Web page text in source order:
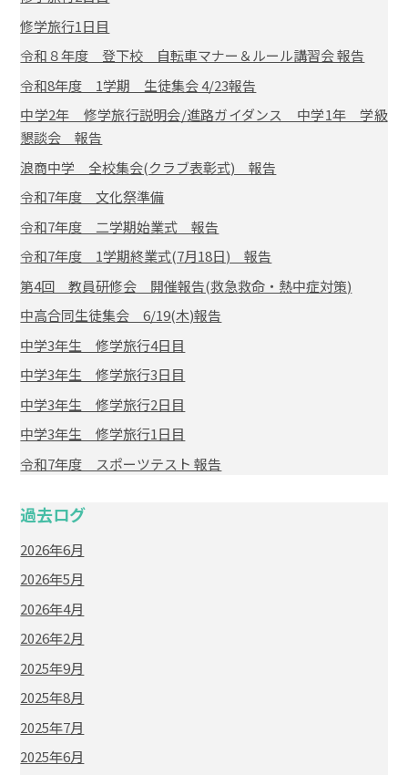
修学旅行1日目
令和８年度 登下校 自転車マナー＆ルール講習会 報告
令和8年度 1学期 生徒集会 4/23報告
中学2年 修学旅行説明会/進路ガイダンス 中学1年 学級
懇談会 報告
浪商中学 全校集会(クラブ表彰式) 報告
令和7年度 文化祭準備
令和7年度 二学期始業式 報告
令和7年度 1学期終業式(7月18日) 報告
第4回 教員研修会 開催報告(救急救命・熱中症対策)
中高合同生徒集会 6/19(木)報告
中学3年生 修学旅行4日目
中学3年生 修学旅行3日目
中学3年生 修学旅行2日目
中学3年生 修学旅行1日目
令和7年度 スポーツテスト 報告
過去ログ
2026年6月
2026年5月
2026年4月
2026年2月
2025年9月
2025年8月
2025年7月
2025年6月